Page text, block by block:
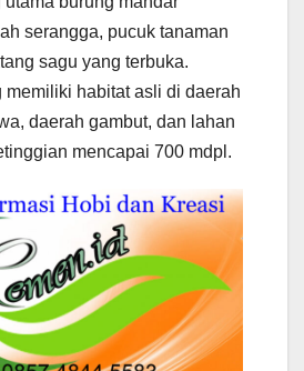
serangga, pucuk tanaman
sagu yang terbuka.
memiliki habitat asli di daerah
daerah gambut, dan lahan
mencapai 700 mdpl.